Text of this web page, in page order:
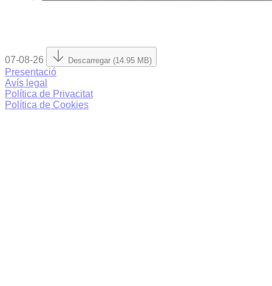
07-08-26 Descarregar (14.95 MB)
Presentació
Avís legal
Política de Privacitat
Política de Cookies